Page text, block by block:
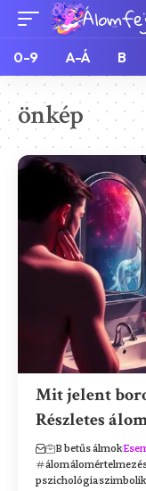
0-9 A-Á B
önkép
Mit jelent
Részletes
B betűs álmok
álom
pszichológia